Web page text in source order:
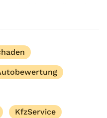
Schuld oder die Höhe
KfzService